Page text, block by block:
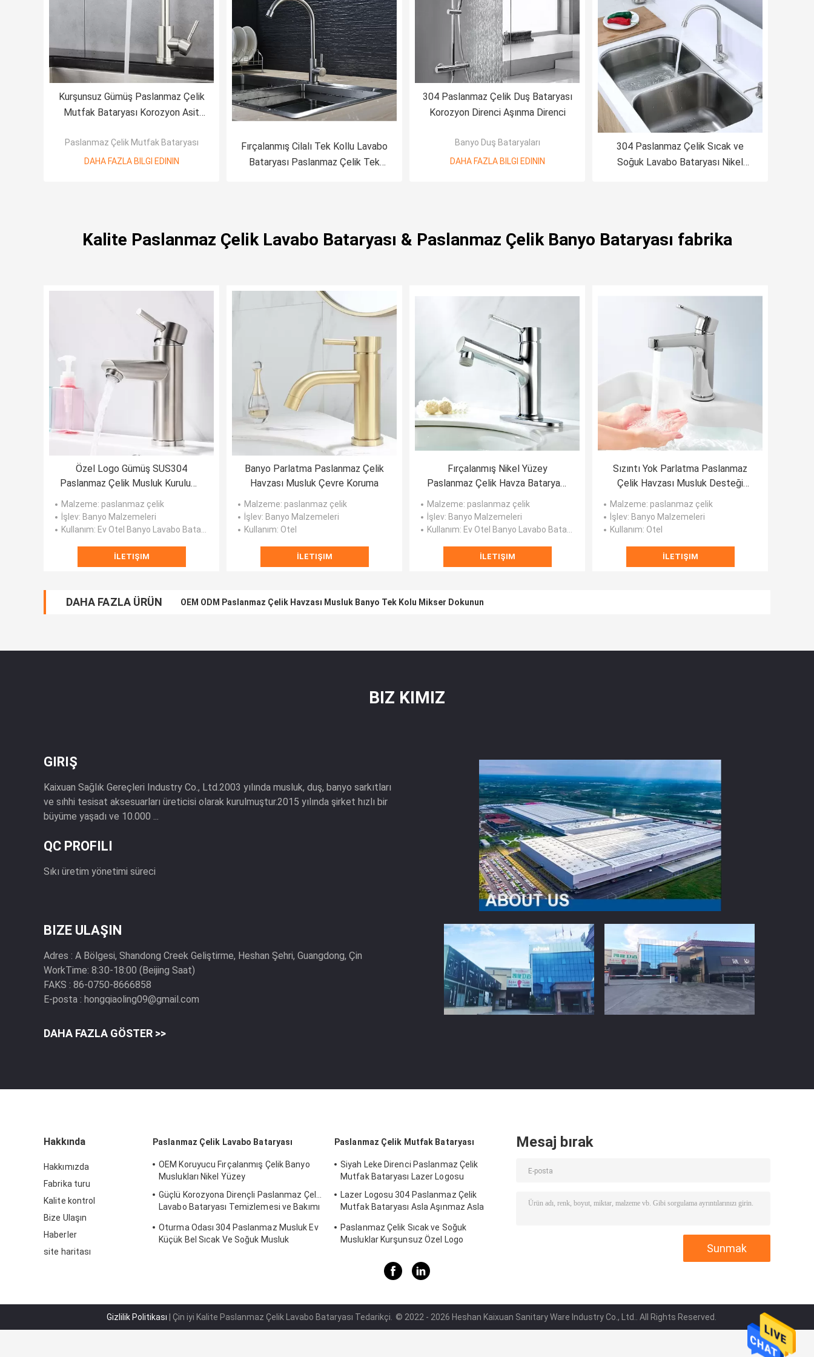
Kurşunsuz Gümüş Paslanmaz Çelik
Mutfak Bataryası Korozyon Asit
Paslanmaz Çelik Mutfak Bataryası
DAHA FAZLA BILGI EDININ
Fırçalanmış Cilalı Tek Kollu Lavabo
Bataryası Paslanmaz Çelik Tek
304 Paslanmaz Çelik Duş Bataryası
Korozyon Direnci Aşınma Direnci
Banyo Duş Bataryaları
DAHA FAZLA BILGI EDININ
304 Paslanmaz Çelik Sıcak ve
Soğuk Lavabo Bataryası Nikel
Kalite Paslanmaz Çelik Lavabo Bataryası & Paslanmaz Çelik Banyo Bataryası fabrika
Özel Logo Gümüş SUS304
Paslanmaz Çelik Musluk Kurulumu
Malzeme: paslanmaz çelik
İşlev: Banyo Malzemeleri
Kullanım: Ev Otel Banyo Lavabo Bataryası
İLETIŞIM
Banyo Parlatma Paslanmaz Çelik
Havzası Musluk Çevre Koruma
Malzeme: paslanmaz çelik
İşlev: Banyo Malzemeleri
Kullanım: Otel
İLETIŞIM
Fırçalanmış Nikel Yüzey
Paslanmaz Çelik Havza Bataryası
Otel İçin Paslanması Kolay Değil
Malzeme: paslanmaz çelik
İşlev: Banyo Malzemeleri
Kullanım: Ev Otel Banyo Lavabo Bataryası
İLETIŞIM
Sızıntı Yok Parlatma Paslanmaz
Çelik Havzası Musluk Desteği
Sıcak ve Soğuk
Malzeme: paslanmaz çelik
İşlev: Banyo Malzemeleri
Kullanım: Otel
İLETIŞIM
DAHA FAZLA ÜRÜN OEM ODM Paslanmaz Çelik Havzası Musluk Banyo Tek Kolu Mikser Dokunun
BIZ KIMIZ
GIRIŞ
Kaixuan Sağlık Gereçleri Industry Co., Ltd.2003 yılında musluk, duş, banyo sarkıtları
ve sıhhi tesisat aksesuarları üreticisi olarak kurulmuştur.2015 yılında şirket hızlı bir
büyüme yaşadı ve 10.000 ...
QC PROFILI
Sıkı üretim yönetimi süreci
BIZE ULAŞIN
Adres : A Bölgesi, Shandong Creek Geliştirme, Heshan Şehri, Guangdong, Çin
WorkTime: 8:30-18:00 (Beijing Saat)
FAKS : 86-0750-8666858
E-posta : hongqiaoling09@gmail.com
DAHA FAZLA GÖSTER >>
Hakkında
Hakkımızda
Fabrika turu
Kalite kontrol
Bize Ulaşın
Haberler
site haritası
Paslanmaz Çelik Lavabo Bataryası
OEM Koruyucu Fırçalanmış Çelik Banyo
Muslukları Nikel Yüzey
Güçlü Korozyona Dirençli Paslanmaz Çelik
Lavabo Bataryası Temizlemesi ve Bakımı
Oturma Odası 304 Paslanmaz Musluk Ev
Küçük Bel Sıcak Ve Soğuk Musluk
Paslanmaz Çelik Mutfak Bataryası
Siyah Leke Direnci Paslanmaz Çelik
Mutfak Bataryası Lazer Logosu
Lazer Logosu 304 Paslanmaz Çelik
Mutfak Bataryası Asla Aşınmaz Asla
Paslanmaz Çelik Sıcak ve Soğuk
Musluklar Kurşunsuz Özel Logo
Mesaj bırak
Gizlilik Politikası | Çin iyi Kalite Paslanmaz Çelik Lavabo Bataryası Tedarikçi. © 2022 - 2026 Heshan Kaixuan Sanitary Ware Industry Co., Ltd.. All Rights Reserved.